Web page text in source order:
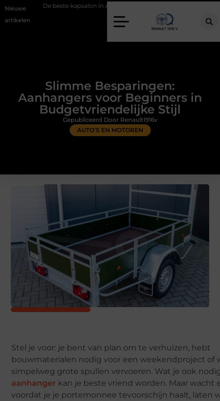
Nieuwe
artikelen
kapsalon in Arnhem: meer dan alleen een knipbeurt
Slimme Besparingen:
Aanhangers voor Beginners in
Budgetvriendelijke Stijl
AUTO’S EN MOTOREN
Gepubliceerd Door Renault1916v
Stel je voor: je bent van plan om te verhuizen, hebt
bouwmaterialen nodig voor een weekendproject of
simpelweg grote spullen vervoeren. Wat je ook
aanhanger kan je beste vriend worden. Maar wacht
voordat je je portemonnee tevoorschijn haalt, laten